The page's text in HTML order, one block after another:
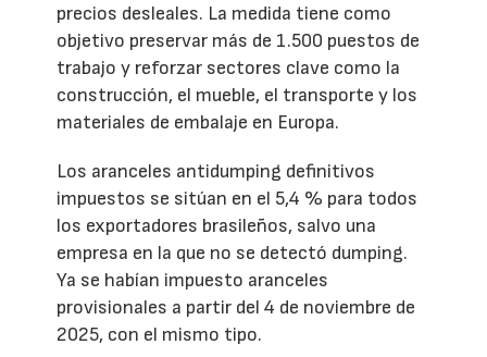
precios desleales. La medida tiene como
objetivo preservar más de 1.500 puestos de
trabajo y reforzar sectores clave como la
construcción, el mueble, el transporte y los
materiales de embalaje en Europa.
Los aranceles antidumping definitivos
impuestos se sitúan en el 5,4 % para todos
los exportadores brasileños, salvo una
empresa en la que no se detectó dumping.
Ya se habían impuesto aranceles
provisionales a partir del 4 de noviembre de
2025, con el mismo tipo.